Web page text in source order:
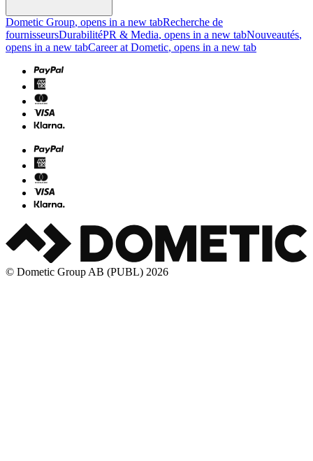
Dometic Group, opens in a new tabRecherche de
fournisseursDurabilitéPR & Media, opens in a new tabNouveautés,
opens in a new tabCareer at Dometic, opens in a new tab
© Dometic Group AB (PUBL) 2026